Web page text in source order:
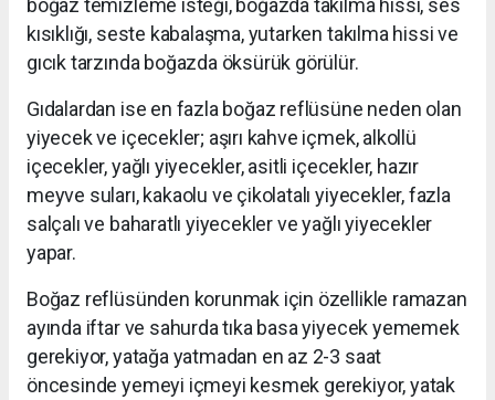
boğaz temizleme isteği, boğazda takılma hissi, ses
kısıklığı, seste kabalaşma, yutarken takılma hissi ve
gıcık tarzında boğazda öksürük görülür.
Gıdalardan ise en fazla boğaz reflüsüne neden olan
yiyecek ve içecekler; aşırı kahve içmek, alkollü
içecekler, yağlı yiyecekler, asitli içecekler, hazır
meyve suları, kakaolu ve çikolatalı yiyecekler, fazla
salçalı ve baharatlı yiyecekler ve yağlı yiyecekler
yapar.
Boğaz reflüsünden korunmak için özellikle ramazan
ayında iftar ve sahurda tıka basa yiyecek yememek
gerekiyor, yatağa yatmadan en az 2-3 saat
öncesinde yemeyi içmeyi kesmek gerekiyor, yatak